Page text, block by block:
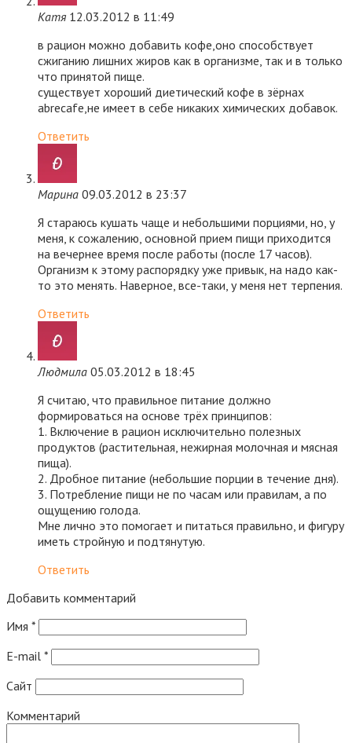
Катя 12.03.2012 в 11:49
в рацион можно добавить кофе,оно способствует
сжиганию лишних жиров как в организме, так и в только
что принятой пище.
существует хороший диетический кофе в зёрнах
abrecafe,не имеет в себе никаких химических добавок.
Ответить
Марина 09.03.2012 в 23:37
Я стараюсь кушать чаще и небольшими порциями, но, у
меня, к сожалению, основной прием пищи приходится
на вечернее время после работы (после 17 часов).
Организм к этому распорядку уже привык, на надо как-
то это менять. Наверное, все-таки, у меня нет терпения.
Ответить
Людмила 05.03.2012 в 18:45
Я считаю, что правильное питание должно
формироваться на основе трёх принципов:
1. Включение в рацион исключительно полезных
продуктов (растительная, нежирная молочная и мясная
пища).
2. Дробное питание (небольшие порции в течение дня).
3. Потребление пищи не по часам или правилам, а по
ощущению голода.
Мне лично это помогает и питаться правильно, и фигуру
иметь стройную и подтянутую.
Ответить
Добавить комментарий
Имя *
E-mail *
Сайт
Комментарий